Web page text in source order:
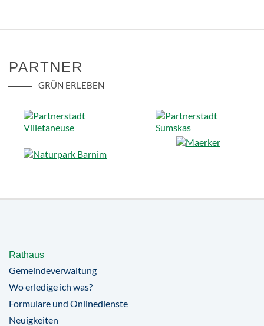
PARTNER
GRÜN ERLEBEN
Rathaus
Gemeindeverwaltung
Wo erledige ich was?
Formulare und Onlinedienste
Neuigkeiten